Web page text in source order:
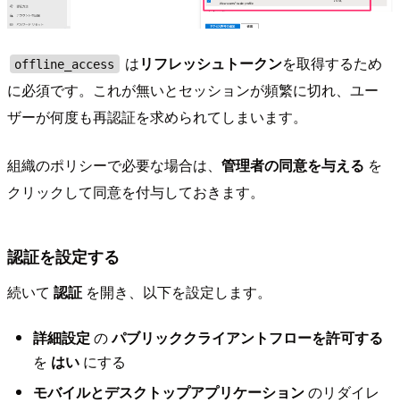
offline_access はリフレッシュトークンを取得するため
に必須です。これが無いとセッションが頻繁に切れ、ユー
ザーが何度も再認証を求められてしまいます。
組織のポリシーで必要な場合は、 管理者の同意を与える を
クリックして同意を付与しておきます。
認証を設定する
続いて 認証 を開き、以下を設定します。
詳細設定 のパブリッククライアントフローを許可する
を はいにする
モバイルとデスクトップアプリケーションのリダイレ